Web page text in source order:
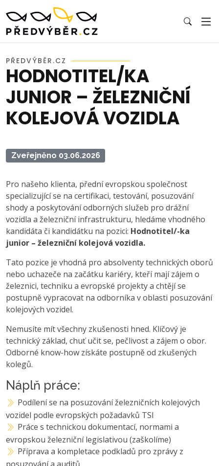
PŘEDVÝBĚR.CZ
HODNOTITEL/KA
JUNIOR – ŽELEZNIČNÍ
KOLEJOVÁ VOZIDLA
Zveřejněno 03.06.2026
Pro našeho klienta, přední evropskou společnost
specializující se na certifikaci, testování, posuzování
shody a poskytování odborných služeb pro drážní
vozidla a železniční infrastrukturu, hledáme vhodného
kandidáta či kandidátku na pozici: Hodnotitel/-ka
junior – železniční kolejová vozidla.
Tato pozice je vhodná pro absolventy technických oborů
nebo uchazeče na začátku kariéry, kteří mají zájem o
železnici, techniku a evropské projekty a chtějí se
postupně vypracovat na odborníka v oblasti posuzování
kolejových vozidel.
Nemusíte mít všechny zkušenosti hned. Klíčový je
technický základ, chuť učit se, pečlivost a zájem o obor.
Odborné know-how získáte postupně od zkušených
kolegů.
Náplň práce:
Podílení se na posuzování železničních kolejových
vozidel podle evropských požadavků TSI
Práce s technickou dokumentací, normami a
evropskou železniční legislativou (zaškolíme)
Příprava a kompletace podkladů pro zprávy z